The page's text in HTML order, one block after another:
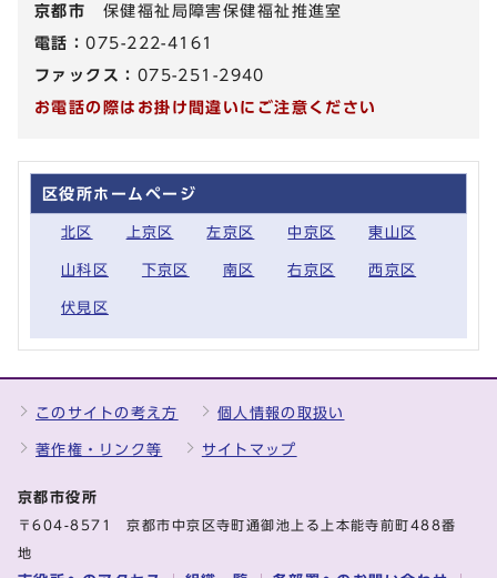
京都市 保健福祉局障害保健福祉推進室
電話：075-222-4161
ファックス： 075-251-2940
お電話の際はお掛け間違いにご注意ください
区役所ホームページ
北区 上京区 左京区 中京区 東山区
山科区 下京区 南区 右京区 西京区
伏見区
このサイトの考え方 個人情報の取扱い
著作権・リンク等 サイトマップ
京都市役所
〒604-8571 京都市中京区寺町通御池上る上本能寺前町488番
地